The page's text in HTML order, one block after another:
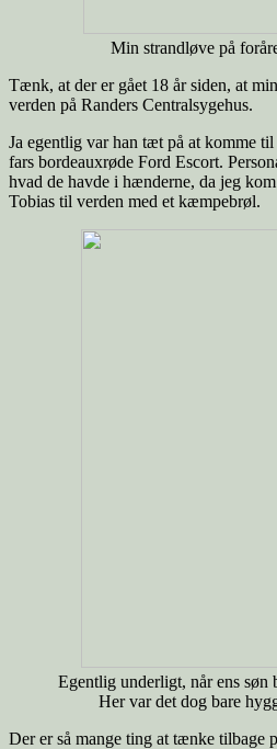
Min strandløve på
Tænk, at der er gået 18 år siden, at
verden på Randers Centralsygehus.
Ja egentlig var han tæt på at komme
fars bordeauxrøde Ford Escort.
hvad de havde i hænderne, da jeg
Tobias til verden med et kæmpebrøl.
Egentlig underligt, når ens
Her var det dog bare
Der er så mange ting at tænke tilbage